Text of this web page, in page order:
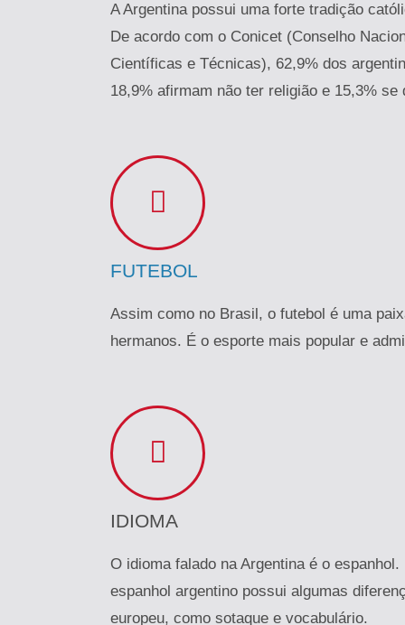
A Argentina possui uma forte tradição
De acordo com o Conicet (Conselho
Científicas e Técnicas), 62,9% dos
18,9% afirmam não ter religião e 15,3%
FUTEBOL
Assim como no Brasil, o futebol é uma
hermanos. É o esporte mais popular e
IDIOMA
O idioma falado na Argentina é o
espanhol argentino possui algumas
europeu, como sotaque e vocabulário.